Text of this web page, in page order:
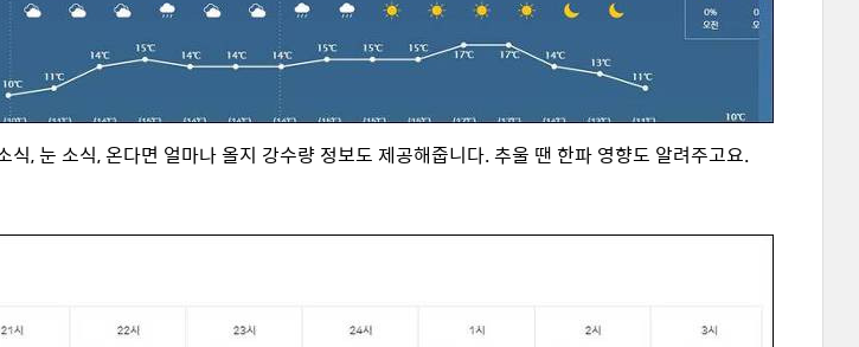
식, 눈 소식, 온다면 얼마나 올지 강수량 정보도 제공해줍니다. 추울 땐 한파 영향도 알려주고요.